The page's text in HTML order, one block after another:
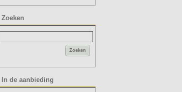
Zoeken
Zoeken
In de aanbieding